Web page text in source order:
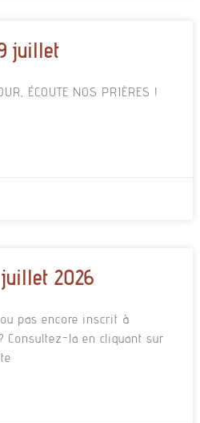
juillet
ÉCOUTE NOS PRIÈRES !
2026
ou pas encore inscrit à
Consultez-la en cliquant sur